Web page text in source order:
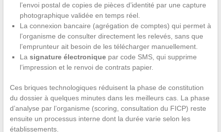
l’envoi postal de copies de pièces d’identité par une capture
photographique validée en temps réel.
La connexion bancaire (agrégation de comptes) qui permet à
l’organisme de consulter directement les relevés, sans que
l’emprunteur ait besoin de les télécharger manuellement.
La signature électroniquepar code SMS, qui supprime
l’impression et le renvoi de contrats papier.
Ces briques technologiques réduisent la phase de constitution
du dossier à quelques minutes dans les meilleurs cas. La phase
d’analyse par l’organisme (scoring, consultation du FICP) reste
ensuite un processus interne dont la durée varie selon les
établissements.